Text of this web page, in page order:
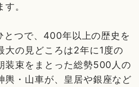
。
とつで、400年以上の歴史を
大の見どころは2年に1度の
装束をまとった総勢500人の
輿・山車が、皇居や銀座など